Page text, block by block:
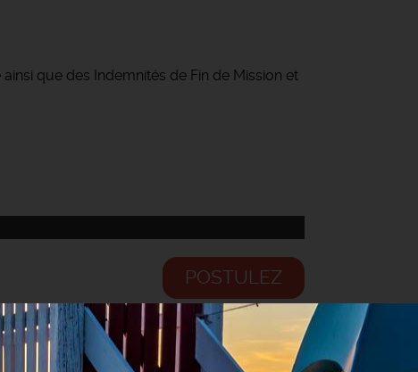
que des Indemnités de Fin de Mission et
POSTULEZ